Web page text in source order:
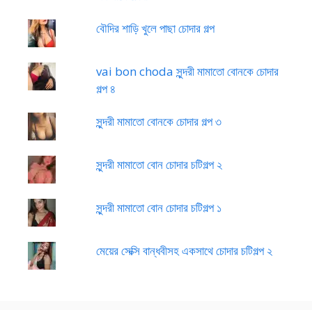
বৌদির শাড়ি খুলে পাছা চোদার গল্প
vai bon choda সুন্দরী মামাতো বোনকে চোদার
গল্প ৪
সুন্দরী মামাতো বোনকে চোদার গল্প ৩
সুন্দরী মামাতো বোন চোদার চটিগল্প ২
সুন্দরী মামাতো বোন চোদার চটিগল্প ১
মেয়ের সেক্সি বান্ধবীসহ একসাথে চোদার চটিগল্প ২